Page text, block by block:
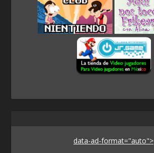
data-ad-format="auto">